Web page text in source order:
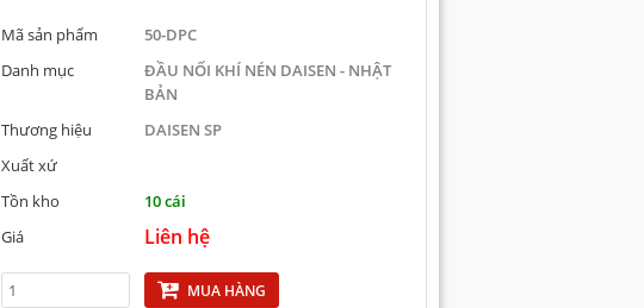
Mã sản phẩm
50-DPC
Danh mục
ĐẦU NỐI KHÍ NÉN DAISEN - NHẬT
BẢN
Thương hiệu
DAISEN SP
Xuất xứ
Tồn kho
10 cái
Giá
Liên hệ
MUA HÀNG